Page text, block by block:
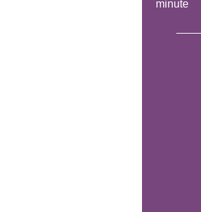
minute